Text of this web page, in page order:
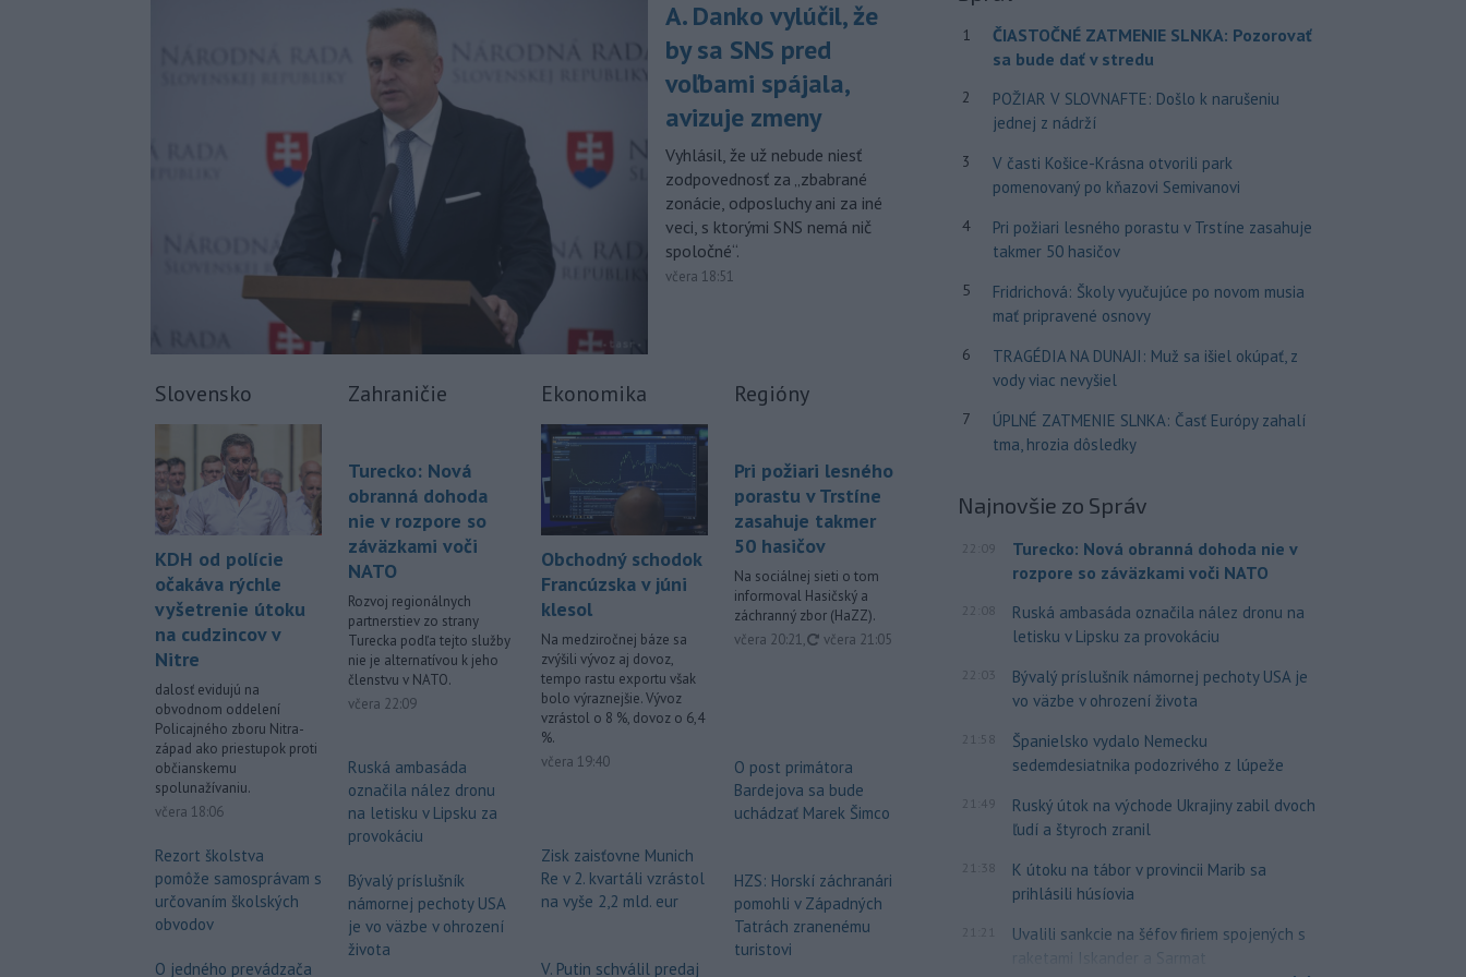
júla 2026 herečka a dlhoročná
členka Slovenského komorného
divadla (SKD) v Martine Helena
Sudická.
10:15 - Národná diaľničná
spoločnosť (NDS) ukončila výmenu
mostného záveru na ľavej strane
mosta Lanfranconi, ktorý je súčasťou
bratislavskej diaľnice D2.
Viac >
A. Danko vylúčil, že
by sa SNS pred
voľbami spájala,
avizuje zmeny
Vyhlásil, že už nebude niesť
zodpovednosť za „zbabrané
zonácie, odposluchy ani za iné
veci, s ktorými SNS nemá nič
spoločné“.
včera 18:51
Slovensko
KDH od polície
očakáva rýchle
vyšetrenie útoku
na cudzincov v
Nitre
dalosť evidujú na
obvodnom oddelení
Policajného zboru Nitra-
západ ako priestupok proti
občianskemu
spolunažívaniu.
včera 18:06
Rezort školstva
pomôže samosprávam s
určovaním školských
obvodov
O jedného prevádzača
Zahraničie
Turecko: Nová
obranná dohoda
nie v rozpore so
záväzkami voči
NATO
Rozvoj regionálnych
partnerstiev zo strany
Turecka podľa tejto služby
nie je alternatívou k jeho
členstvu v NATO.
včera 22:09
Ruská ambasáda
označila nález dronu
na letisku v Lipsku za
provokáciu
Bývalý príslušník
námornej pechoty USA
je vo väzbe v ohrození
života
Ekonomika
Obchodný schodok
Francúzska v júni
klesol
Na medziročnej báze sa
zvýšili vývoz aj dovoz,
tempo rastu exportu však
bolo výraznejšie. Vývoz
vzrástol o 8 %, dovoz o 6,4
%.
včera 19:40
Zisk zaisťovne Munich
Re v 2. kvartáli vzrástol
na vyše 2,2 mld. eur
V. Putin schválil predaj
Regióny
Pri požiari lesného
porastu v Trstíne
zasahuje takmer
50 hasičov
Na sociálnej sieti o tom
informoval Hasičský a
záchranný zbor (HaZZ).
včera 20:21, aktualizované
včera 21:05
O post primátora
Bardejova sa bude
uchádzať Marek Šimco
HZS: Horskí záchranári
pomohli v Západných
Tatrách zranenému
turistovi
1
ČIASTOČNÉ ZATMENIE SLNKA: Pozorovať
sa bude dať v stredu
2
POŽIAR V SLOVNAFTE: Došlo k narušeniu
jednej z nádrží
3
V časti Košice-Krásna otvorili park
pomenovaný po kňazovi Semivanovi
4
Pri požiari lesného porastu v Trstíne zasahuje
takmer 50 hasičov
5
Fridrichová: Školy vyučujúce po novom musia
mať pripravené osnovy
6
TRAGÉDIA NA DUNAJI: Muž sa išiel okúpať, z
vody viac nevyšiel
7
ÚPLNÉ ZATMENIE SLNKA: Časť Európy zahalí
tma, hrozia dôsledky
Najnovšie zo Správ
22:09
Turecko: Nová obranná dohoda nie v
rozpore so záväzkami voči NATO
22:08
Ruská ambasáda označila nález dronu na
letisku v Lipsku za provokáciu
22:03
Bývalý príslušník námornej pechoty USA je
vo väzbe v ohrození života
21:58
Španielsko vydalo Nemecku
sedemdesiatnika podozrivého z lúpeže
21:49
Ruský útok na východe Ukrajiny zabil dvoch
ľudí a štyroch zranil
21:38
K útoku na tábor v provincii Marib sa
prihlásili húsíovia
Uvalili sankcie na šéfov firiem spojených s
raketami Iskander a Sarmat